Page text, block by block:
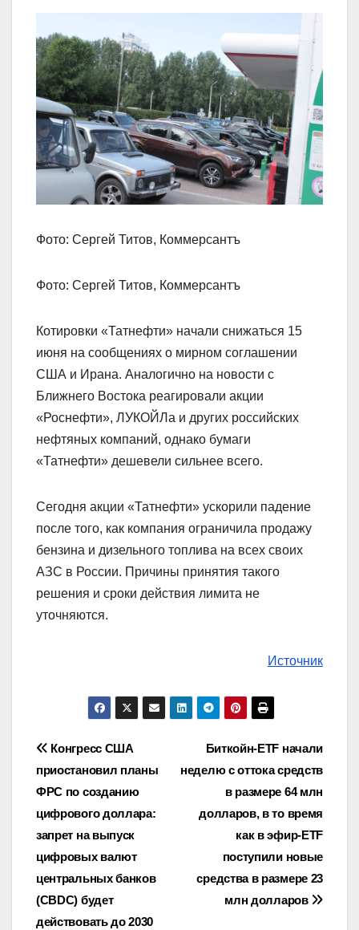
Фото: Сергей Титов, Коммерсантъ
Фото: Сергей Титов, Коммерсантъ
Котировки «Татнефти» начали снижаться 15
июня на сообщениях о мирном соглашении
США и Ирана. Аналогично на новости с
Ближнего Востока реагировали акции
«Роснефти», ЛУКОЙЛа и других российских
нефтяных компаний, однако бумаги
«Татнефти» дешевели сильнее всего.
Сегодня акции «Татнефти» ускорили падение
после того, как компания ограничила продажу
бензина и дизельного топлива на всех своих
АЗС в России. Причины принятия такого
решения и сроки действия лимита не
уточняются.
Источник
Навигация
по
записям
Биткойн-ETF начали
неделю с оттока средств
в размере 64 млн
долларов, в то время
как в эфир-ETF
поступили новые
средства в размере 23
млн долларов
Конгресс США
приостановил планы
ФРС по созданию
цифрового доллара:
запрет на выпуск
цифровых валют
центральных банков
(CBDC) будет
действовать до 2030